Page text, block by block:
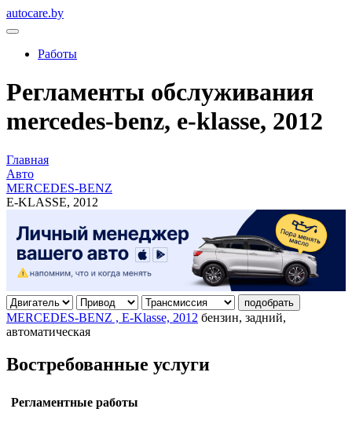
autocare.by
Работы
Регламенты обслуживания
mercedes-benz, e-klasse, 2012
Главная
Авто
MERCEDES-BENZ
E-KLASSE, 2012
подобрать
MERCEDES-BENZ , E-Klasse, 2012 бензин, задний,
автоматическая
Востребованные услуги
Регламентные работы